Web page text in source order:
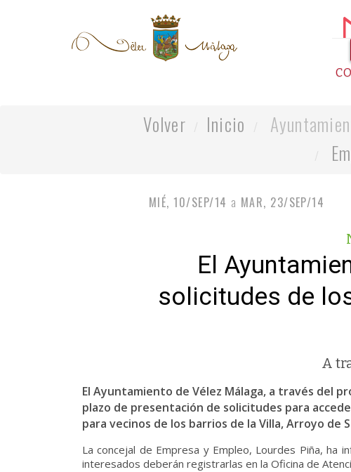
Volver Inicio
MIÉ, 10/SEP/14 a MAR, 23/SEP/14
El
solicitudes de
A
El Ayuntamiento de Vélez Málaga, a través del
plazo de presentación de solicitudes para
para vecinos de los barrios de la Villa, Arroyo de
La concejal de Empresa y Empleo, Lourdes Piña,
interesados deberán registrarlas en la Oficina de